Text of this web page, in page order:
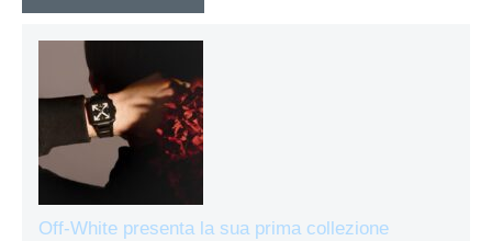
Off-White presenta la sua prima collezione